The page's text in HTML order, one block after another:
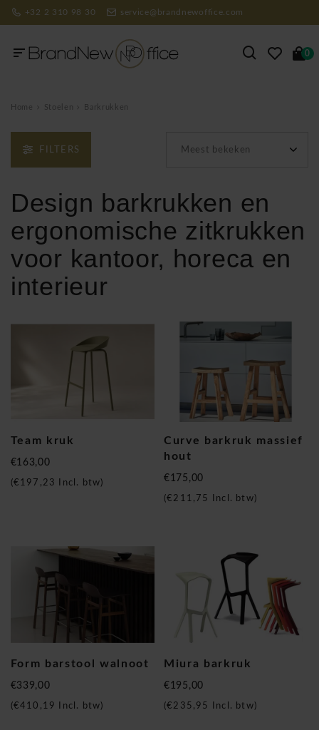
+32 2 310 98 30 service@brandnewoffice.com
0
Home Stoelen Barkrukken
FILTERS Meest bekeken
Design barkrukken en
ergonomische zitkrukken
voor kantoor, horeca en
interieur
Team kruk
€163,00
€197,23 Incl. btw)
Curve barkruk massief
hout
€175,00
(€211,75 Incl. btw)
Form barstool walnoot
€339,00
(€410,19 Incl. btw)
Miura barkruk
€195,00
(€235,95 Incl. btw)